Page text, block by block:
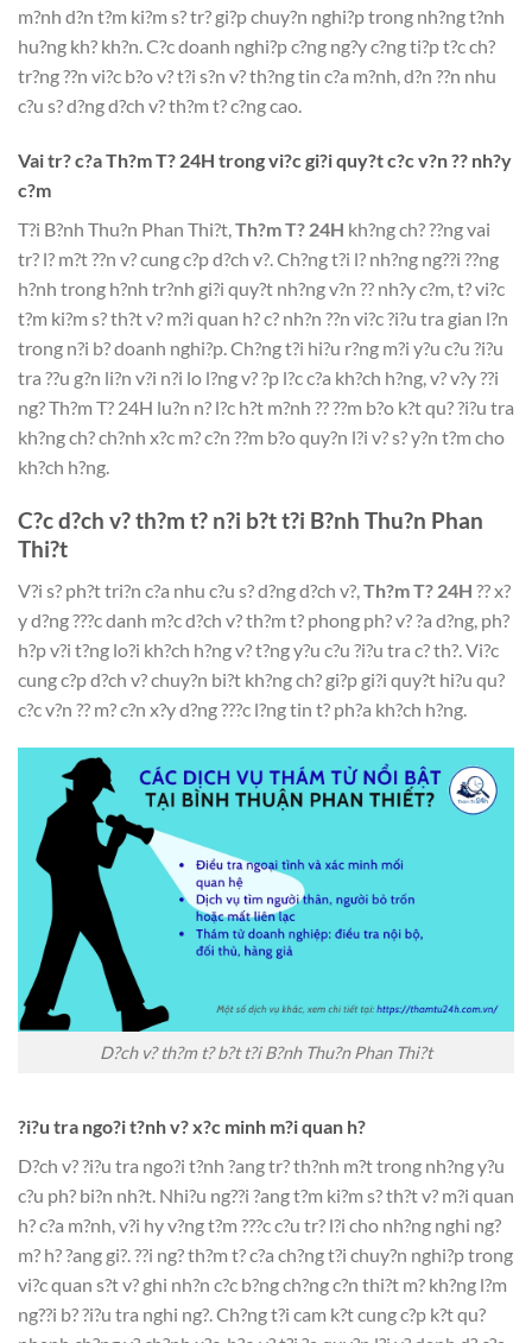
m?nh d?n t?m ki?m s? tr? gi?p chuy?n nghi?p trong nh?ng t?nh
hu?ng kh? kh?n. C?c doanh nghi?p c?ng ng?y c?ng ti?p t?c ch?
tr?ng ??n vi?c b?o v? t?i s?n v? th?ng tin c?a m?nh, d?n ??n nhu
c?u s? d?ng d?ch v? th?m t? c?ng cao.
Vai tr? c?a Th?m T? 24H trong vi?c gi?i quy?t c?c v?n ?? nh?y
c?m
T?i B?nh Thu?n Phan Thi?t,Th?m T? 24H kh?ng ch? ??ng vai
tr? l? m?t ??n v? cung c?p d?ch v?. Ch?ng t?i l? nh?ng ng??i ??ng
h?nh trong h?nh tr?nh gi?i quy?t nh?ng v?n ?? nh?y c?m, t? vi?c
t?m ki?m s? th?t v? m?i quan h? c? nh?n ??n vi?c ?i?u tra gian l?n
trong n?i b? doanh nghi?p. Ch?ng t?i hi?u r?ng m?i y?u c?u ?i?u
tra ??u g?n li?n v?i n?i lo l?ng v? ?p l?c c?a kh?ch h?ng, v? v?y ??i
ng? Th?m T? 24H lu?n n? l?c h?t m?nh ?? ??m b?o k?t qu? ?i?u tra
kh?ng ch? ch?nh x?c m? c?n ??m b?o quy?n l?i v? s? y?n t?m cho
kh?ch h?ng.
C?c d?ch v? th?m t? n?i b?t t?i B?nh Thu?n Phan
Thi?t
V?i s? ph?t tri?n c?a nhu c?u s? d?ng d?ch v?, Th?m T? 24H ?? x?
y d?ng ???c danh m?c d?ch v? th?m t? phong ph? v? ?a d?ng, ph?
h?p v?i t?ng lo?i kh?ch h?ng v? t?ng y?u c?u ?i?u tra c? th?. Vi?c
cung c?p d?ch v? chuy?n bi?t kh?ng ch? gi?p gi?i quy?t hi?u qu?
c?c v?n ?? m? c?n x?y d?ng ???c l?ng tin t? ph?a kh?ch h?ng.
D?ch v? th?m t? b?t t?i B?nh Thu?n Phan Thi?t
?i?u tra ngo?i t?nh v? x?c minh m?i quan h?
D?ch v? ?i?u tra ngo?i t?nh ?ang tr? th?nh m?t trong nh?ng y?u
c?u ph? bi?n nh?t. Nhi?u ng??i ?ang t?m ki?m s? th?t v? m?i quan
h? c?a m?nh, v?i hy v?ng t?m ???c c?u tr? l?i cho nh?ng nghi ng?
m? h? ?ang gi?. ??i ng? th?m t? c?a ch?ng t?i chuy?n nghi?p trong
vi?c quan s?t v? ghi nh?n c?c b?ng ch?ng c?n thi?t m? kh?ng l?m
ng??i b? ?i?u tra nghi ng?. Ch?ng t?i cam k?t cung c?p k?t qu?